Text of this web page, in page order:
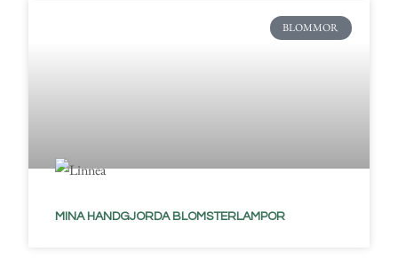
BLOMMOR
MINA HANDGJORDA BLOMSTERLAMPOR